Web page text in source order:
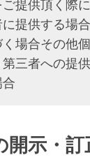
提供頂く際
に提供する場合
場合その他
三者への提
開示・訂